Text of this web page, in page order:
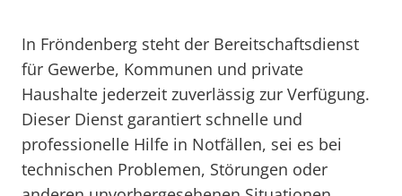
In Fröndenberg steht der Bereitschaftsdienst
für Gewerbe, Kommunen und private
Haushalte jederzeit zuverlässig zur Verfügung.
Dieser Dienst garantiert schnelle und
professionelle Hilfe in Notfällen, sei es bei
technischen Problemen, Störungen oder